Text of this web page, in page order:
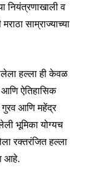
नियंत्रणाखाली व
साम्राज्याच्या
हल्ला ही केवळ
ऐतिहासिक
गुरव आणि महेंद्र
भूमिका योग्यच
रक्तरंजित हल्ला
आहे.